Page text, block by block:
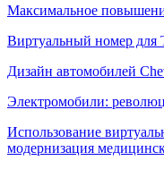
Максимальное
Виртуальный номер для
Дизайн автомобилей
Электромобили:
Использование
модернизация